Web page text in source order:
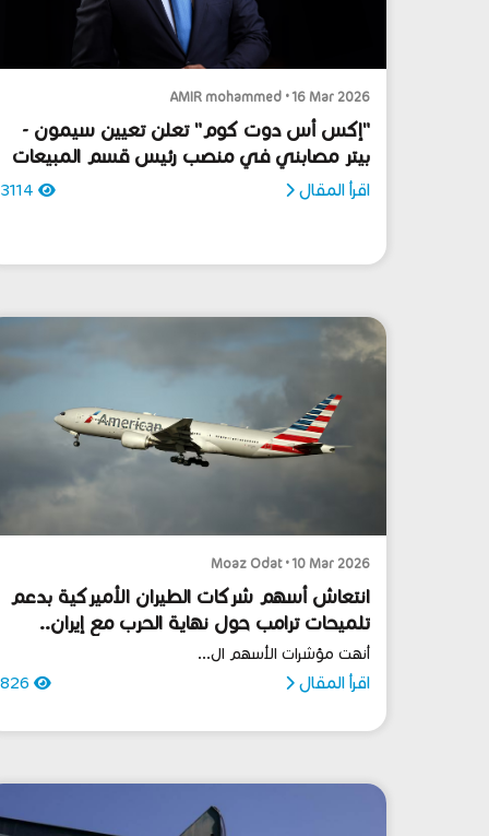
AMIR mohammed • 16 Mar 2026
"إكس أس دوت كوم" تعلن تعيين سيمون -
بيتر مصابني في منصب رئيس قسم المبيعات
اقرأ المقال
Moaz Odat • 10 Mar 2026
انتعاش أسهم شركات الطيران الأميركية بدعم
تلميحات ترامب حول نهاية الحرب مع إيران..
وضغوط على شركات بناء المنازل
أنهت مؤشرات الأسهم ال...
اقرأ المقال